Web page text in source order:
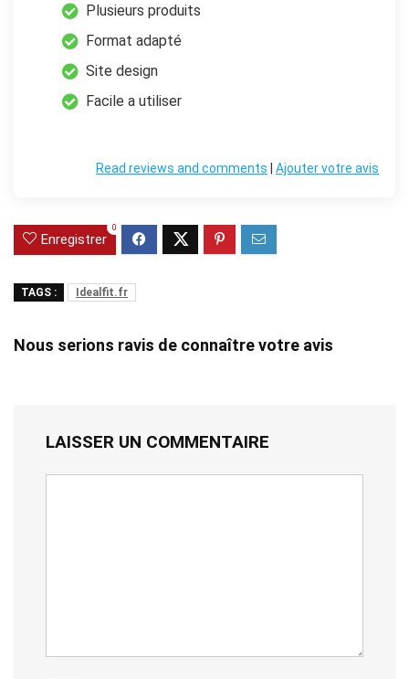
Plusieurs produits
Format adapté
Site design
Facile a utiliser
Ajouter votre avis
Read reviews and comments
Enregistrer
0
TAGS : Idealfit.fr
Nous serions ravis de connaître votre avis
LAISSER UN COMMENTAIRE